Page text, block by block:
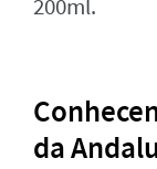
200ml.
da